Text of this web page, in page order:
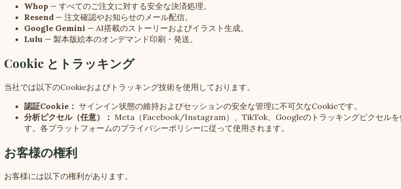
Whop — すべてのご注文に対する安全な決済処理。
Resend — 注文確認やお知らせのメール配信。
Google Gemini — AI搭載のストーリーおよびイラスト生成。
Lulu — 製本版絵本のオンデマンド印刷・発送。
Cookie とトラッキング
当社では以下のCookieおよびトラッキング技術を使用しております。
認証Cookie： サインイン状態の維持およびセッションの安全な管理に不可欠なCookieです。
分析ピクセル（任意）： Meta（Facebook/Instagram）、TikTok、Googleのトラッキングピクセルを
す。各プラットフォームのプライバシーポリシーに従って使用されます。
お客様の権利
お客様には以下の権利があります。